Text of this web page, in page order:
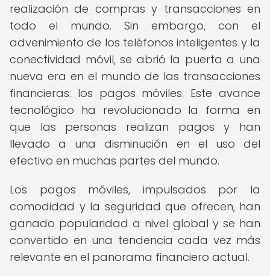
realización de compras y transacciones en
todo el mundo. Sin embargo, con el
advenimiento de los teléfonos inteligentes y la
conectividad móvil, se abrió la puerta a una
nueva era en el mundo de las transacciones
financieras: los pagos móviles. Este avance
tecnológico ha revolucionado la forma en
que las personas realizan pagos y han
llevado a una disminución en el uso del
efectivo en muchas partes del mundo.
Los pagos móviles, impulsados por la
comodidad y la seguridad que ofrecen, han
ganado popularidad a nivel global y se han
convertido en una tendencia cada vez más
relevante en el panorama financiero actual.